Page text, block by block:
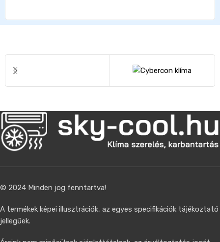
© 2024 Minden jog fenntartva!
A termékek képei illusztrációk, az egyes specifikációk tájékoztató
jellegűek.